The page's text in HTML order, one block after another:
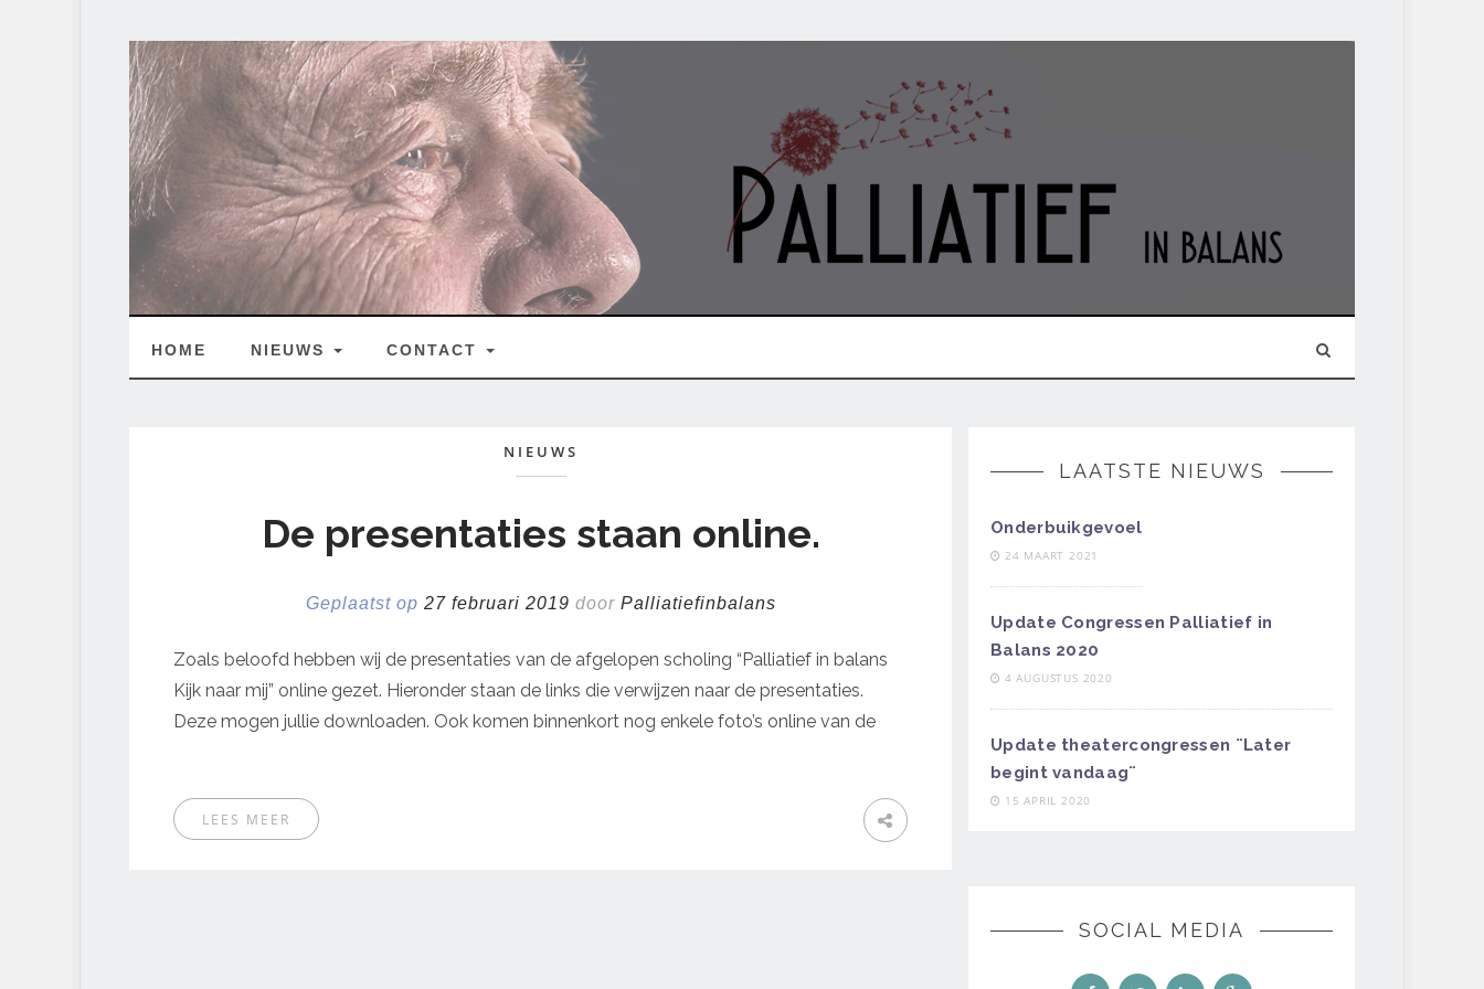
HOME NIEUWS CONTACT
NIEUWS
De presentaties staan online.
Geplaatst op 27 februari 2019 door Palliatiefinbalans
Zoals beloofd hebben wij de presentaties van de afgelopen scholing “Palliatief in balans
Kijk naar mij” online gezet. Hieronder staan de links die verwijzen naar de presentaties.
Deze mogen jullie downloaden. Ook komen binnenkort nog enkele foto’s online van de
LEES MEER
LAATSTE NIEUWS
Onderbuikgevoel
24 MAART 2021
Update Congressen Palliatief in
Balans 2020
4 AUGUSTUS 2020
Update theatercongressen ¨Later
begint vandaag¨
15 APRIL 2020
SOCIAL MEDIA